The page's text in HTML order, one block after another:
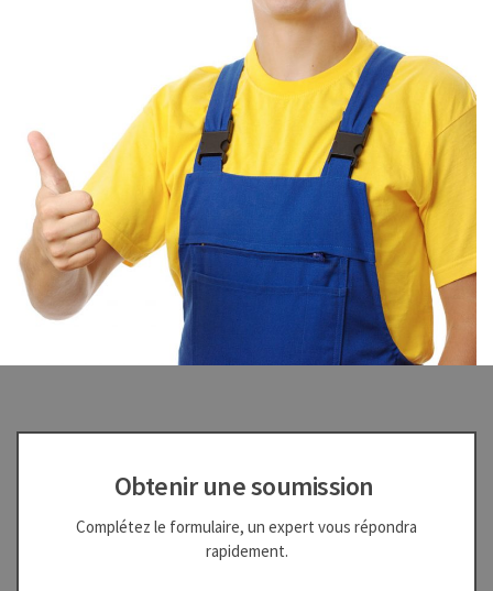
Obtenir une soumission
Complétez le formulaire, un expert vous répondra
rapidement.